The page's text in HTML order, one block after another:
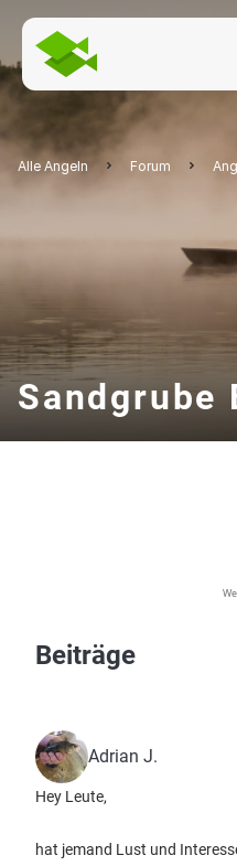
Alle Angeln Forum
Sandgrube
Beiträge
Adrian J.
Hey Leute,
hat jemand Lust und